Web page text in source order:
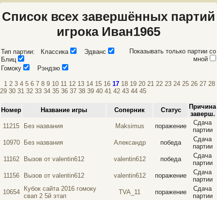
Список всех завершённых партий
игрока Иван1965
Тип партии: Классика
Эдванс
Блиц
Показывать только партии со
мной
Гомоку
Рэндзю
1 2 3 4 5 6 7 8 9 10 11 12 13 14 15 16 17 18 19 20 21 22 23 24 25 26 27 28
29 30 31 32 33 34 35 36 37 38 39 40 41 42 43 44 45
Номер Название игры Соперник Статус
Причина
заверш.
11215
Без названия Maksimus поражение
Сдача
партии
10970
Без названия Александр победа
Сдача
партии
11162
Вызов от valentin612 valentin612 победа
Сдача
партии
11156
Вызов от valentin612 valentin612 поражение
Сдача
партии
10654
Кубок сайта 2016 гомоку
свап 2 5й этап
TVA_11 поражение
Сдача
партии